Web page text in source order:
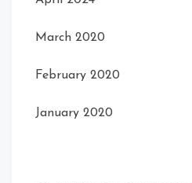
March 2020
February 2020
January 2020